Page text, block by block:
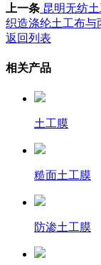
上一条 昆明无纺
织造涤纶土工布与
返回列表
相关产品
土工膜
糙面土工膜
防渗土工膜